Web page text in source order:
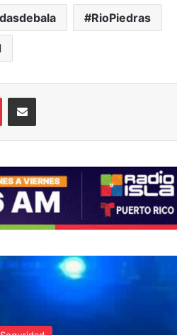
RioPiedras
PinterestShare via Email